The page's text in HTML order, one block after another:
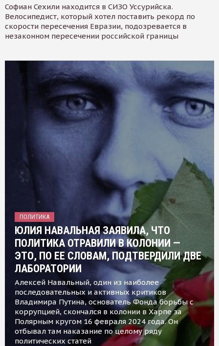
Софиан Сехили находится в СИЗО Уссурийска.
Велосипедист, который хотел поставить рекорд по
скорости пересечения Евразии, подозревается в
незаконном пересечении российской границы
ПОЛИТИКА
ЮЛИЯ НАВАЛЬНАЯ ЗАЯВИЛА, ЧТО
ПОЛИТИКА ОТРАВИЛИ В КОЛОНИИ —
ЭТО, ПО ЕЕ СЛОВАМ, ПОДТВЕРДИЛИ ДВЕ
ЛАБОРАТОРИИ
Алексей Навальный, один из наиболее
последовательных и активных критиков
Владимира Путина, основатель Фонда борьбы с
коррупцией, скончался в колонии в Харпе за
Полярным кругом 16 февраля 2024 года. Он
отбывал там наказание по целому ряду
политических статей